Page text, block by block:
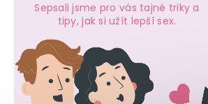
Sepsali jsme pro vás tajné triky a
tipy, jak si užít lepší sex.